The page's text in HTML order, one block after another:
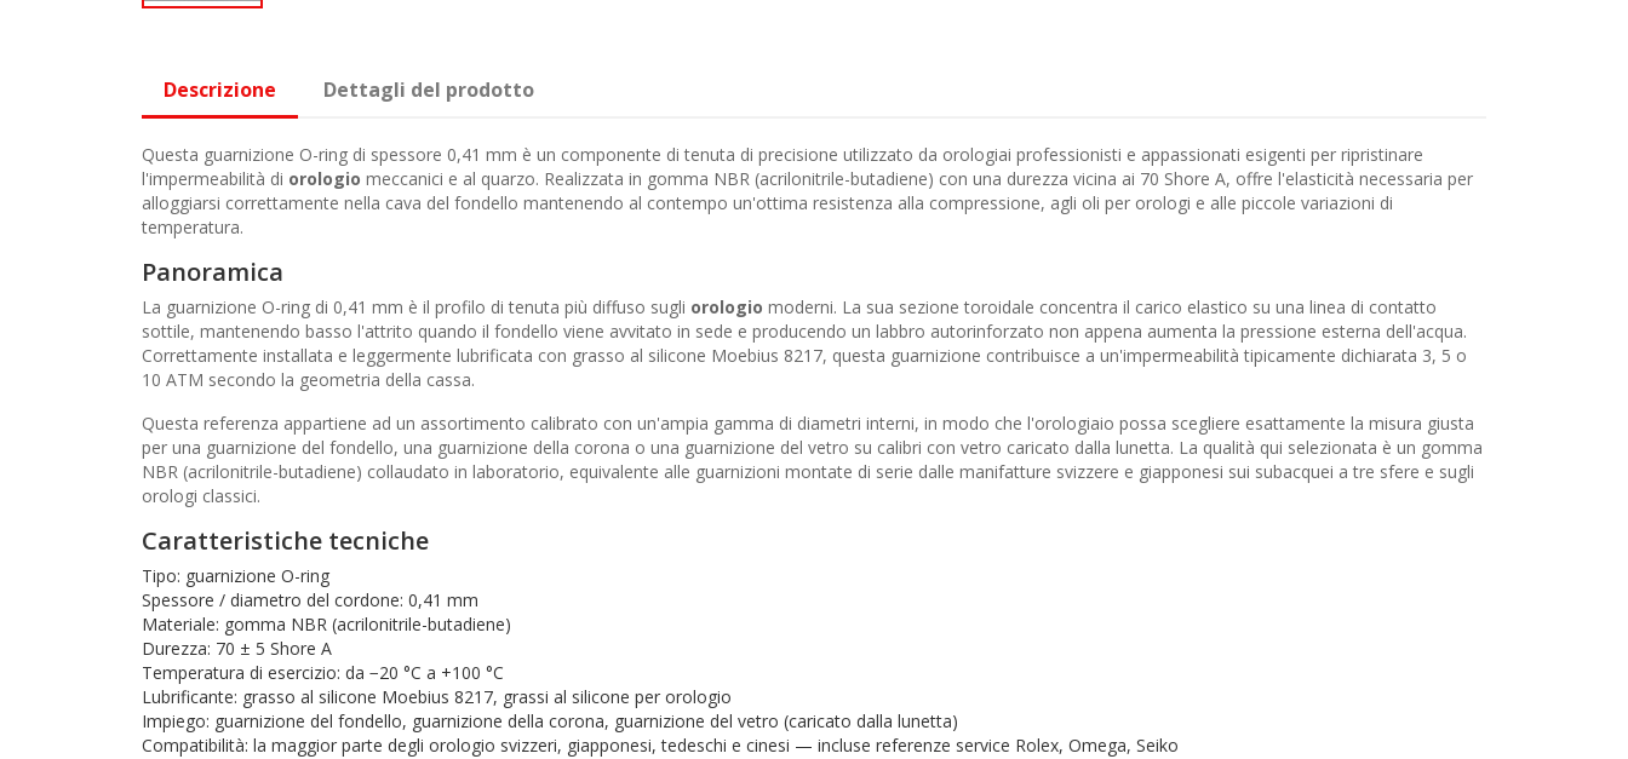
Descrizione Dettagli del prodotto
Questa guarnizione O-ring di spessore 0,41 mm è un componente di tenuta di precisione utilizzato da orologiai professionisti e appassionati esigenti per ripristinare
l'impermeabilità di orologio meccanici e al quarzo. Realizzata in gomma NBR (acrilonitrile-butadiene) con una durezza vicina ai 70 Shore A, offre l'elasticità necessaria per
alloggiarsi correttamente nella cava del fondello mantenendo al contempo un'ottima resistenza alla compressione, agli oli per orologi e alle piccole variazioni di
temperatura.
Panoramica
La guarnizione O-ring di 0,41 mm è il profilo di tenuta più diffuso sugli orologio moderni. La sua sezione toroidale concentra il carico elastico su una linea di contatto
sottile, mantenendo basso l'attrito quando il fondello viene avvitato in sede e producendo un labbro autorinforzato non appena aumenta la pressione esterna dell'acqua.
Correttamente installata e leggermente lubrificata con grasso al silicone Moebius 8217, questa guarnizione contribuisce a un'impermeabilità tipicamente dichiarata 3, 5 o
10 ATM secondo la geometria della cassa.
Questa referenza appartiene ad un assortimento calibrato con un'ampia gamma di diametri interni, in modo che l'orologiaio possa scegliere esattamente la misura giusta
per una guarnizione del fondello, una guarnizione della corona o una guarnizione del vetro su calibri con vetro caricato dalla lunetta. La qualità qui selezionata è un gomma
NBR (acrilonitrile-butadiene) collaudato in laboratorio, equivalente alle guarnizioni montate di serie dalle manifatture svizzere e giapponesi sui subacquei a tre sfere e sugli
orologi classici.
Caratteristiche tecniche
Tipo: guarnizione O-ring
Spessore / diametro del cordone: 0,41 mm
Materiale: gomma NBR (acrilonitrile-butadiene)
Durezza: 70 ± 5 Shore A
Temperatura di esercizio: da −20 °C a +100 °C
Lubrificante: grasso al silicone Moebius 8217, grassi al silicone per orologio
Impiego: guarnizione del fondello, guarnizione della corona, guarnizione del vetro (caricato dalla lunetta)
Compatibilità: la maggior parte degli orologio svizzeri, giapponesi, tedeschi e cinesi — incluse referenze service Rolex, Omega, Seiko